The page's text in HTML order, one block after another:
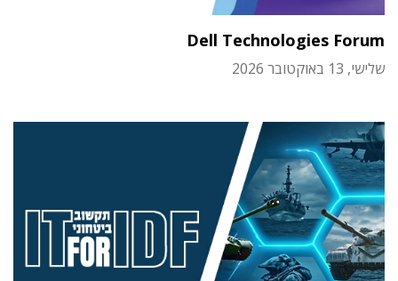
Dell Technologies Forum
שלישי, 13 באוקטובר 2026